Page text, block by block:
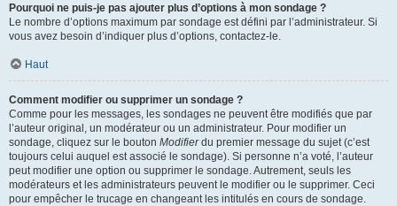
Pourquoi ne puis-je pas ajouter plus d’options à mon sondage ?
Le nombre d’options maximum par sondage est défini par l’administrateur. Si
vous avez besoin d’indiquer plus d’options, contactez-le.
Haut
Comment modifier ou supprimer un sondage ?
Comme pour les messages, les sondages ne peuvent être modifiés que par
l’auteur original, un modérateur ou un administrateur. Pour modifier un
sondage, cliquez sur le bouton Modifierdu premier message du sujet (c’est
toujours celui auquel est associé le sondage). Si personne n’a voté, l’auteur
peut modifier une option ou supprimer le sondage. Autrement, seuls les
modérateurs et les administrateurs peuvent le modifier ou le supprimer. Ceci
pour empêcher le trucage en changeant les intitulés en cours de sondage.